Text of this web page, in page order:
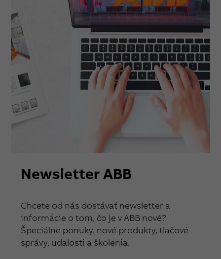
Newsletter ABB
Chcete od nás dostávať newsletter a
informácie o tom, čo je v ABB nové?
Špeciálne ponuky, nové produkty, tlačové
správy, udalosti a školenia.